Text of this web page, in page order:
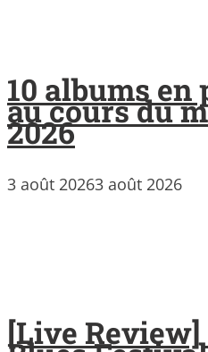
10 albums en
au cours du
2026
3 août 20263 août 2026
[Live